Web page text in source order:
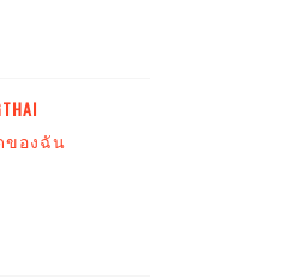
ของฉัน